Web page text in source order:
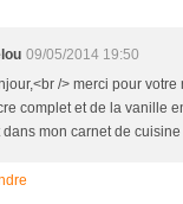
09/05/2014 19:50
/> merci pour
complet et de la vanille
dans mon carnet de